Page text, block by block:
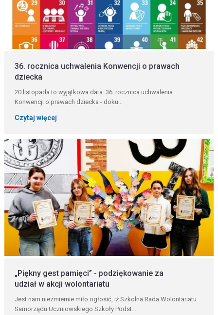
36. rocznica uchwalenia Konwencji o prawach
dziecka
20 listopada to wyjątkowa data: 36. rocznica uchwalenia
Konwencji o prawach dziecka - doku...
Czytaj więcej
„Piękny gest pamięci” - podziękowanie za
udział w akcji wolontariatu
Jest nam niezmiernie miło ogłosić, iż Szkolna Rada Wolontariatu
Samorządu Uczniowskiego Szkoły Podst...